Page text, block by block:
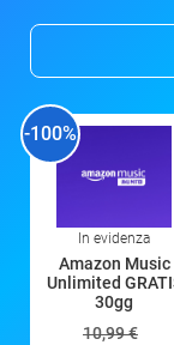
-100%
In evidenza
Amazon Music
Unlimited
30gg
10,99 €